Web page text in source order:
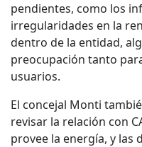
pendientes, como los
irregularidades en la
dentro de la entidad,
preocupación tanto
usuarios.
El concejal Monti
revisar la relación con
provee la energía, y las